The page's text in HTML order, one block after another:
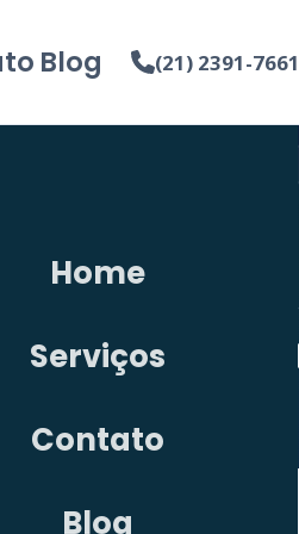
Blog (21) 2391-7661
Home
Serviços
Contato
Blog
»
de